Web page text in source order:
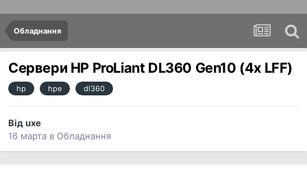
Обладнання
Сервери HP ProLiant DL360 Gen10 (4x LFF)
hp hpe dl360
Відuxe
16 марта в Обладнання